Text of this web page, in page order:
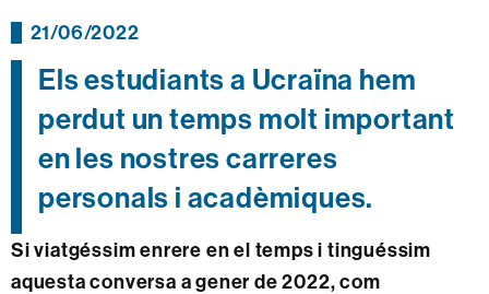
21/06/2022
Els estudiants a Ucraïna hem
perdut un temps molt important
en les nostres carreres
personals i acadèmiques.
Si viatgéssim enrere en el temps i tinguéssim
aquesta conversa a gener de 2022, com